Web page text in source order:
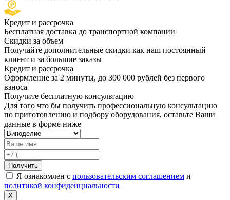
Кредит и рассрочка
Бесплатная доставка до транспортной компании
Скидки за объем
Получайте дополнительные скидки как наш постоянный
клиент и за большие заказы
Кредит и рассрочка
Оформление за 2 минуты, до 300 000 рублей без первого
взноса
Получите бесплатную консультацию
Для того что бы получить профессиональную консультацию
по приготовлению и подбору оборудования, оставьте Ваши
данные в форме ниже
Получить
Я ознакомлен с пользовательским соглашением и
политикой конфиденциальности
X